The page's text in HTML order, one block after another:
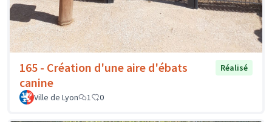
165 - Création d'une aire d'ébats
canine
Réalisé
Ville de Lyon 1 0